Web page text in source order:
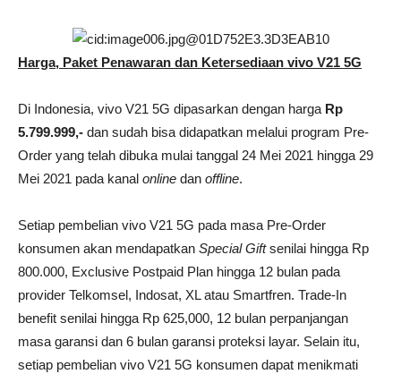
Harga, Paket Penawaran dan Ketersediaan vivo V21 5G
Di Indonesia, vivo V21 5G dipasarkan dengan harga Rp
5.799.999,- dan sudah bisa didapatkan melalui program Pre-
Order yang telah dibuka mulai tanggal 24 Mei 2021 hingga 29
Mei 2021 pada kanal online dan offline.
Setiap pembelian vivo V21 5G pada masa Pre-Order
konsumen akan mendapatkan Special Giftsenilai hingga Rp
800.000, Exclusive Postpaid Plan hingga 12 bulan pada
provider Telkomsel, Indosat, XL atau Smartfren. Trade-In
benefit senilai hingga Rp 625,000, 12 bulan perpanjangan
masa garansi dan 6 bulan garansi proteksi layar. Selain itu,
setiap pembelian vivo V21 5G konsumen dapat menikmati